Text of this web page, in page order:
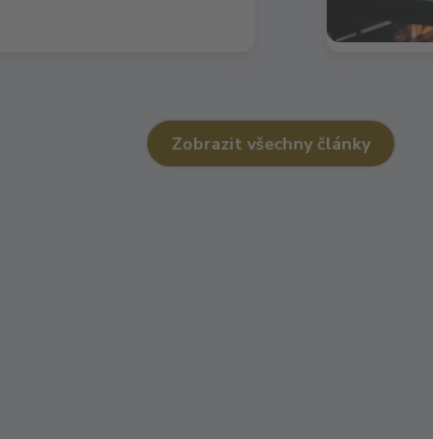
Zobrazit všechny články